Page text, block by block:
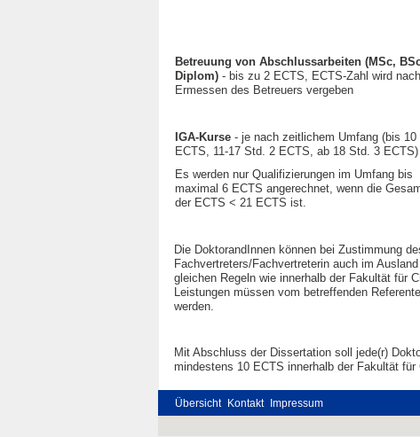
Betreuung von Abschlussarbeiten (MSc,
Diplom) - bis zu 2 ECTS, ECTS-Zahl wird nach
Ermessen des Betreuers vergeben
IGA-Kurse - je nach zeitlichem Umfang (bis 10
ECTS, 11-17 Std. 2 ECTS, ab 18 Std. 3 ECTS)
Es werden nur Qualifizierungen im Umfang bis
maximal 6 ECTS angerechnet, wenn die
der ECTS < 21 ECTS ist.
Die DoktorandInnen können bei Zustimmung
Fachvertreters/Fachvertreterin auch im
gleichen Regeln wie innerhalb der Fakultät für
Leistungen müssen vom betreffenden
werden.
Mit Abschluss der Dissertation soll jede(r)
mindestens 10 ECTS innerhalb der Fakultät
Übersicht Kontakt Impressum